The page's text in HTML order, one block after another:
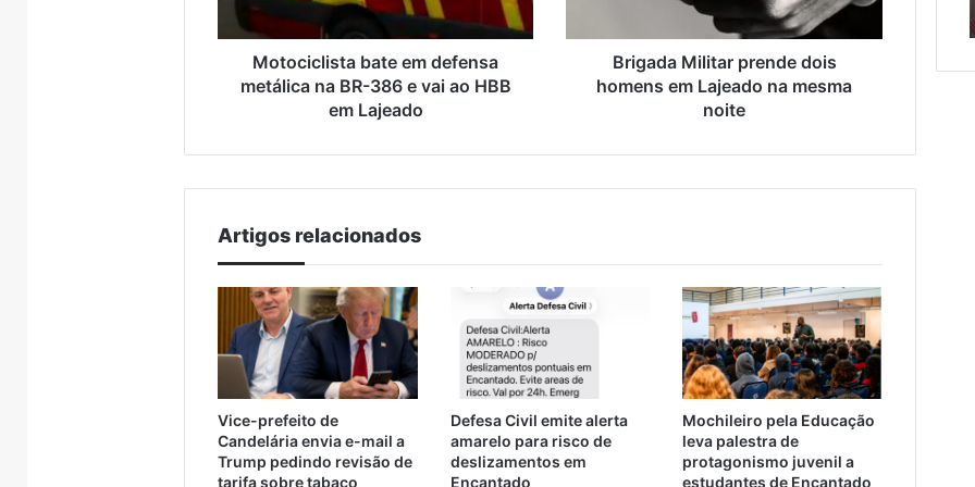
e
Motociclista bate em defensa
metálica na BR-386 e vai ao HBB
em Lajeado
mesma
Brigada Militar prende dois
homens em Lajeado na mesma
noite
Artigos relacionados
Vice-prefeito de
Candelária envia e-mail a
Trump pedindo revisão de
tarifa sobre tabaco
Defesa Civil emite alerta
amarelo para risco de
deslizamentos em
Encantado
Mochileiro pela Educação
leva palestra de
protagonismo juvenil a
estudantes de Encantado
Encantado e Muçum
anos
de
reclusão
por
declaração
racista
considerada racista
em
Encantado
de semana em Encantado